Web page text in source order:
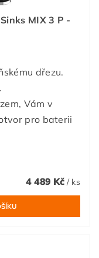
MIX 3 P -
dřezu.
Vám v
pro baterii
4 489 Kč / ks